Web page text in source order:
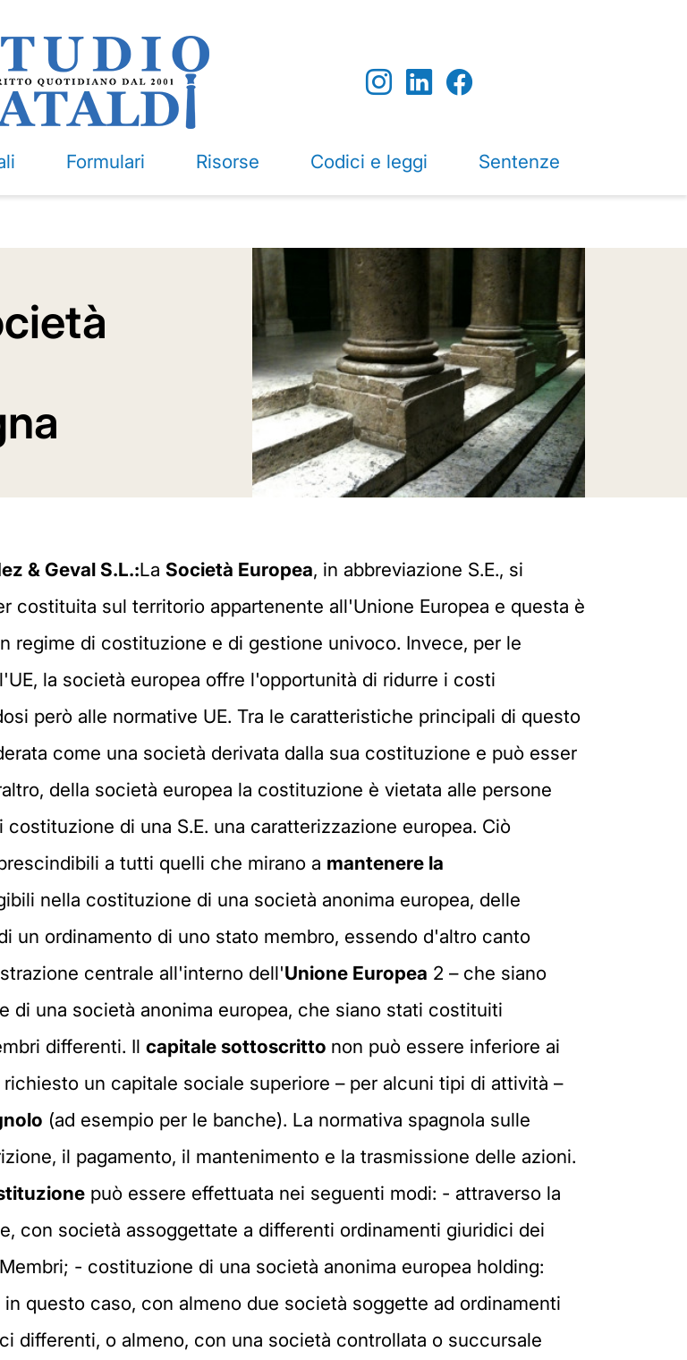
Formulari Risorse Codici e leggi Sentenze
& Geval S.L.:La Società Europea, in abbreviazione S.E., si
costituita sul territorio appartenente all'Unione Europea e questa è
regime di costituzione e di gestione univoco. Invece, per le
la società europea offre l'opportunità di ridurre i costi
però alle normative UE. Tra le caratteristiche principali di questo
come una società derivata dalla sua costituzione e può esser
della società europea la costituzione è vietata alle persone
di una S.E. una caratterizzazione europea. Ciò
a tutti quelli che mirano a mantenere la
nella costituzione di una società anonima europea, delle
un ordinamento di uno stato membro, essendo d'altro canto
centrale all'interno dell'Unione Europea 2 – che siano
una società anonima europea, che siano stati costituiti
differenti. Il capitale sottoscritto non può essere inferiore ai
un capitale sociale superiore – per alcuni tipi di attività –
(ad esempio per le banche). La normativa spagnola sulle
il pagamento, il mantenimento e la trasmissione delle azioni.
può essere effettuata nei seguenti modi: - attraverso la
con società assoggettate a differenti ordinamenti giuridici dei
- costituzione di una società anonima europea holding:
in questo caso, con almeno due società soggette ad ordinamenti
differenti, o almeno, con una società controllata o succursale